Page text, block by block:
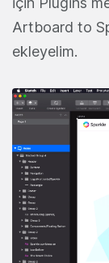
Artboard to
ekleyelim.